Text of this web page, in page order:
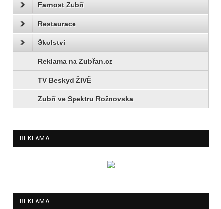
Farnost Zubří
Restaurace
Školství
Reklama na Zubřan.cz
TV Beskyd ŽIVĚ
Zubří ve Spektru Rožnovska
REKLAMA
REKLAMA